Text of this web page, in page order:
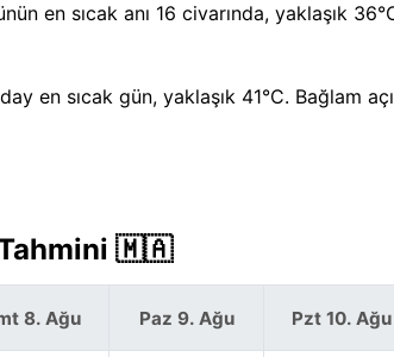
en sıcak anı 16 civarında, yaklaşık
en sıcak gün, yaklaşık 41°C. Bağlam
Tahmini 🇲🇦
8. Ağu Paz 9. Ağu Pzt 10. Ağu